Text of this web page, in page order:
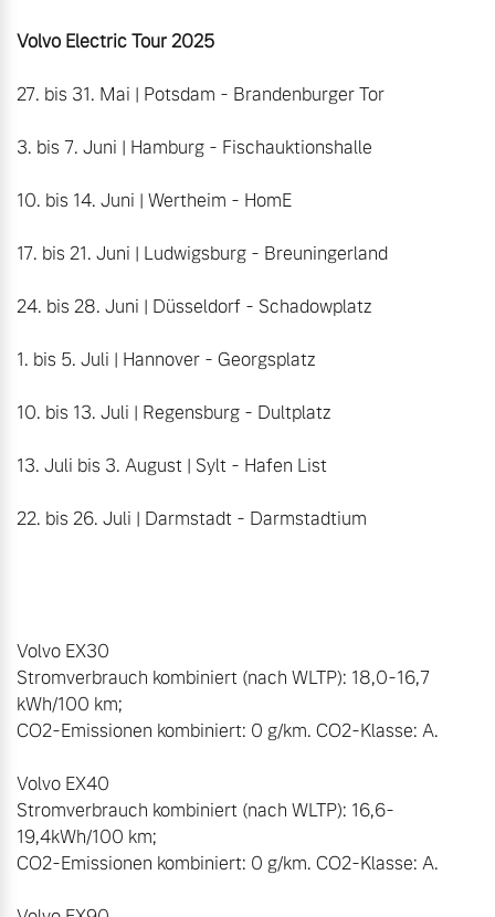
Volvo Electric Tour 2025
27. bis 31. Mai | Potsdam - Brandenburger Tor
3. bis 7. Juni | Hamburg - Fischauktionshalle
10. bis 14. Juni | Wertheim - HomE
17. bis 21. Juni | Ludwigsburg - Breuningerland
24. bis 28. Juni | Düsseldorf - Schadowplatz
1. bis 5. Juli | Hannover - Georgsplatz
10. bis 13. Juli | Regensburg - Dultplatz
13. Juli bis 3. August | Sylt - Hafen List
22. bis 26. Juli | Darmstadt - Darmstadtium
Volvo EX30
Stromverbrauch kombiniert (nach WLTP): 18,0-16,7
kWh/100 km;
CO2-Emissionen kombiniert: 0 g/km. CO2-Klasse: A.
Volvo EX40
Stromverbrauch kombiniert (nach WLTP): 16,6-
19,4kWh/100 km;
CO2-Emissionen kombiniert: 0 g/km. CO2-Klasse: A.